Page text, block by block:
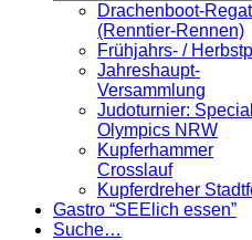
Drachenboot-
(Renntier-Rennen)
Frühjahrs- /
Jahreshaupt-
Versammlung
Judoturnier: Special
Olympics NRW
Kupferhammer
Crosslauf
Kupferdreher
Gastro “SEElich essen”
Suche…